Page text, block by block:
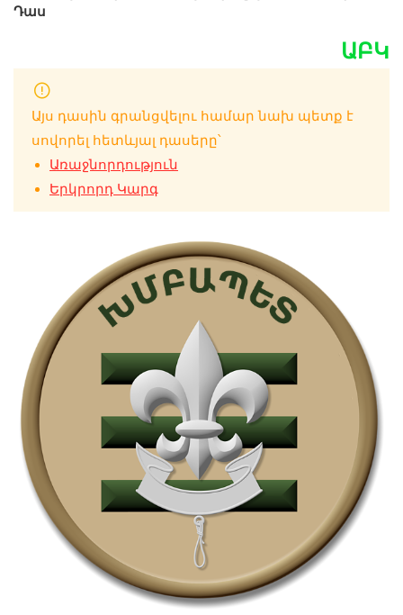
Դաս
ԱԲԿ
Այս դասին գրանցվելու համար նախ պետք է
սովորել հետևյալ դասերը՝
Առաջնորդություն
Երկրորդ Կարգ